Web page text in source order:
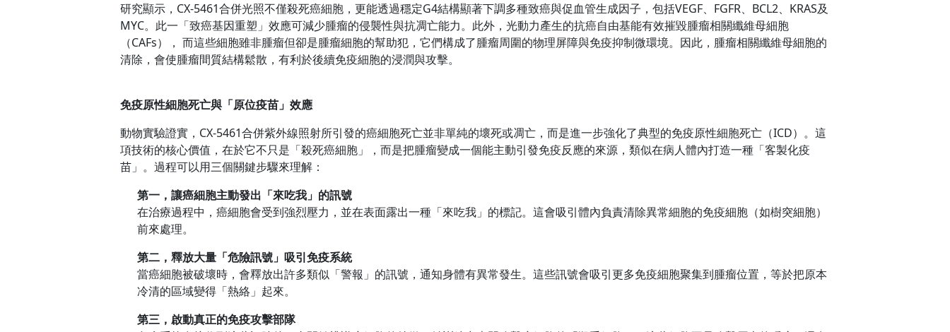
研究顯示，CX-5461合併光照不僅殺死癌細胞，更能透過穩定G4結構顯著下調多種致癌與促血管生成因子，包括VEGF、FGFR、BCL2、KRAS及
MYC。此一「致癌基因重塑」效應可減少腫瘤的侵襲性與抗凋亡能力。此外，光動力產生的抗癌自由基能有效摧毀腫瘤相關纖維母細胞
（CAFs）， 而這些細胞雖非腫瘤但卻是腫瘤細胞的幫助犯，它們構成了腫瘤周圍的物理屏障與免疫抑制微環境。因此，腫瘤相關纖維母細胞的
清除，會使腫瘤間質結構鬆散，有利於後續免疫細胞的浸潤與攻擊。
免疫原性細胞死亡與「原位疫苗」效應
動物實驗證實，CX-5461合併紫外線照射所引發的癌細胞死亡並非單純的壞死或凋亡，而是進一步強化了典型的免疫原性細胞死亡（ICD）。這
項技術的核心價值，在於它不只是「殺死癌細胞」，而是把腫瘤變成一個能主動引發免疫反應的來源，類似在病人體內打造一種「客製化疫
苗」。過程可以用三個關鍵步驟來理解：
第一，讓癌細胞主動發出「來吃我」的訊號
在治療過程中，癌細胞會受到強烈壓力，並在表面露出一種「來吃我」的標記。這會吸引體內負責清除異常細胞的免疫細胞（如樹突細胞）
前來處理。
第二，釋放大量「危險訊號」吸引免疫系統
當癌細胞被破壞時，會釋放出許多類似「警報」的訊號，通知身體有異常發生。這些訊號會吸引更多免疫細胞聚集到腫瘤位置，等於把原本
冷清的區域變得「熱絡」起來。
第三，啟動真正的免疫攻擊部隊